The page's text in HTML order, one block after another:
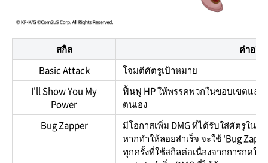
สกิล
คำอธิ
Basic Attack
โจมตีศัตรูเป้าหมาย
I'll Show You My
Power
ฟื้นฟู HP ให้พรรคพวกในขอบเขตแล
ตนเอง
Bug Zapper
มีโอกาสเพิ่ม DMG ที่ได้รับใส่ศัตรูใน
หากทำให้ลอยสำเร็จ จะใช้ 'Bug
ทุกครั้งที่ใช้สกิลต่อเนื่องจากการกดใช้